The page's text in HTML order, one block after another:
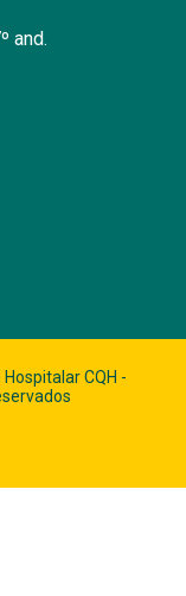
and.
CQH -